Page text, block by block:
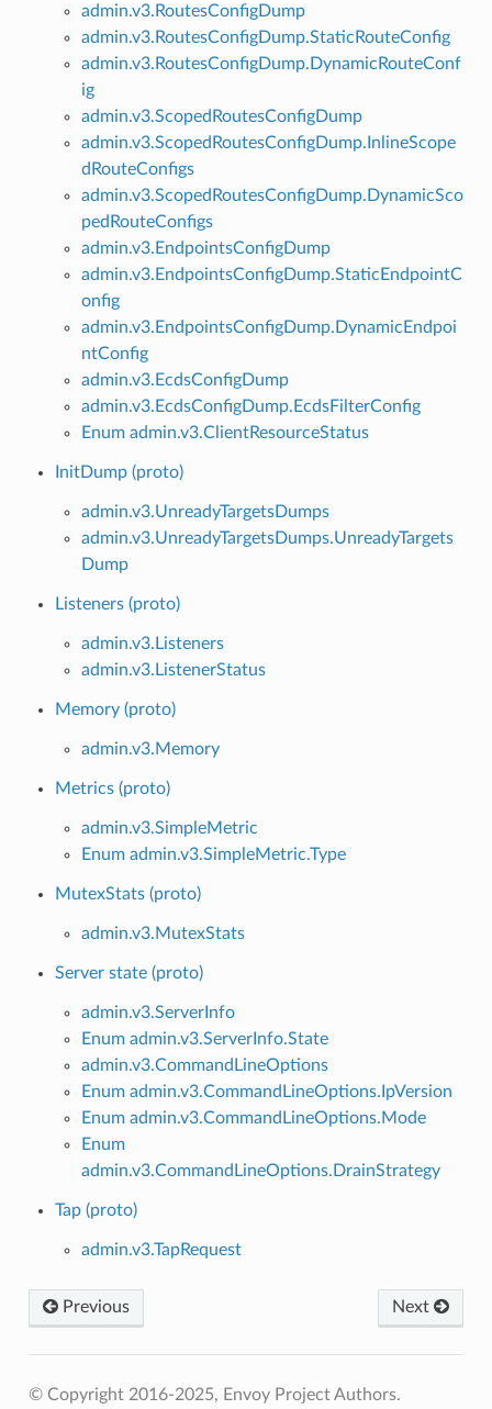
admin.v3.RoutesConfigDump
admin.v3.RoutesConfigDump.StaticRouteConfig
admin.v3.RoutesConfigDump.DynamicRouteConf
ig
admin.v3.ScopedRoutesConfigDump
admin.v3.ScopedRoutesConfigDump.InlineScope
dRouteConfigs
admin.v3.ScopedRoutesConfigDump.DynamicSco
pedRouteConfigs
admin.v3.EndpointsConfigDump
admin.v3.EndpointsConfigDump.StaticEndpointC
onfig
admin.v3.EndpointsConfigDump.DynamicEndpoi
ntConfig
admin.v3.EcdsConfigDump
admin.v3.EcdsConfigDump.EcdsFilterConfig
Enum admin.v3.ClientResourceStatus
InitDump (proto)
admin.v3.UnreadyTargetsDumps
admin.v3.UnreadyTargetsDumps.UnreadyTargets
Dump
Listeners (proto)
admin.v3.Listeners
admin.v3.ListenerStatus
Memory (proto)
admin.v3.Memory
Metrics (proto)
admin.v3.SimpleMetric
Enum admin.v3.SimpleMetric.Type
MutexStats (proto)
admin.v3.MutexStats
Server state (proto)
admin.v3.ServerInfo
Enum admin.v3.ServerInfo.State
admin.v3.CommandLineOptions
Enum admin.v3.CommandLineOptions.IpVersion
Enum admin.v3.CommandLineOptions.Mode
Enum
admin.v3.CommandLineOptions.DrainStrategy
Tap (proto)
admin.v3.TapRequest
Previous Next
© Copyright 2016-2025, Envoy Project Authors.